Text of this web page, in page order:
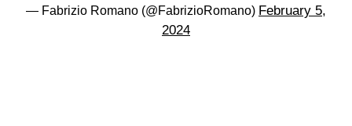
— Fabrizio Romano (@FabrizioRomano) February 5,
2024